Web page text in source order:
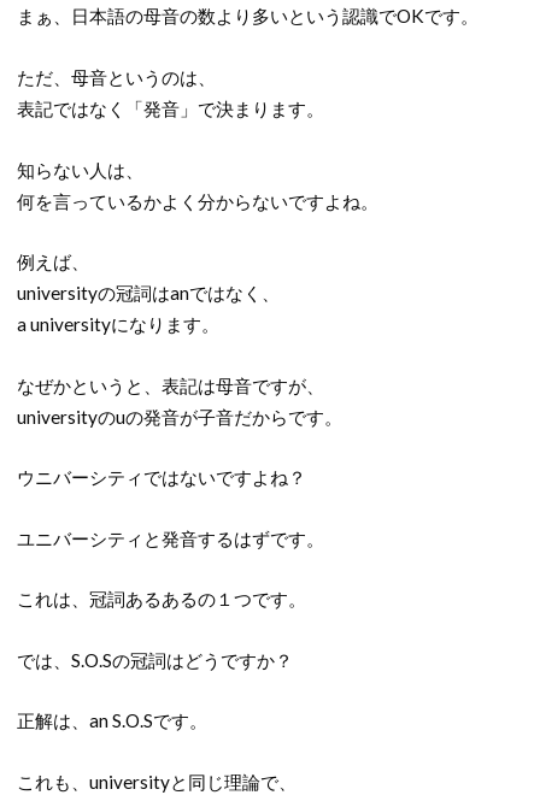
まぁ、日本語の母音の数より多いという認識でOKです。
ただ、母音というのは、
表記ではなく「発音」で決まります。
知らない人は、
何を言っているかよく分からないですよね。
例えば、
universityの冠詞はanではなく、
a universityになります。
なぜかというと、表記は母音ですが、
universityのuの発音が子音だからです。
ウニバーシティではないですよね？
ユニバーシティと発音するはずです。
これは、冠詞あるあるの１つです。
では、S.O.Sの冠詞はどうですか？
正解は、an S.O.Sです。
これも、universityと同じ理論で、